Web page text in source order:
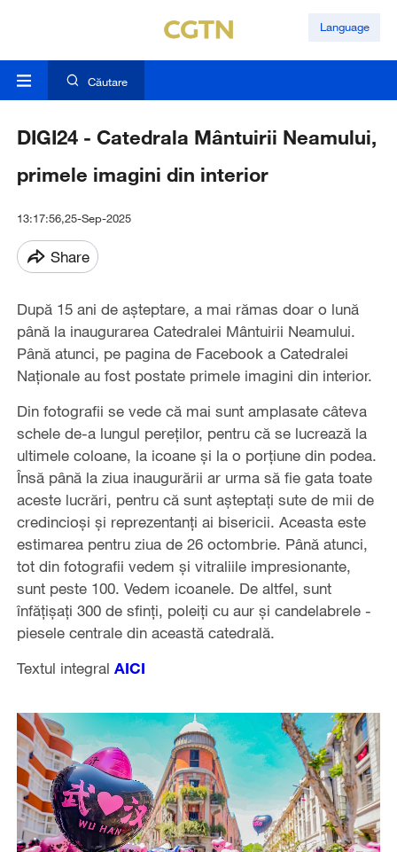
Language
Căutare
DIGI24 - Catedrala Mântuirii Neamului,
primele imagini din interior
13:17:56,25-Sep-2025
Share
După 15 ani de așteptare, a mai rămas doar o lună
până la inaugurarea Catedralei Mântuirii Neamului.
Până atunci, pe pagina de Facebook a Catedralei
Naționale au fost postate primele imagini din interior.
Din fotografii se vede că mai sunt amplasate câteva
schele de-a lungul pereților, pentru că se lucrează la
ultimele coloane, la icoane și la o porțiune din podea.
Însă până la ziua inaugurării ar urma să fie gata toate
aceste lucrări, pentru că sunt așteptați sute de mii de
credincioși și reprezentanți ai bisericii. Aceasta este
estimarea pentru ziua de 26 octombrie. Până atunci,
tot din fotografii vedem și vitraliile impresionante,
sunt peste 100. Vedem icoanele. De altfel, sunt
înfățișați 300 de sfinți, poleiți cu aur și candelabrele -
piesele centrale din această catedrală.
Textul integral AICI